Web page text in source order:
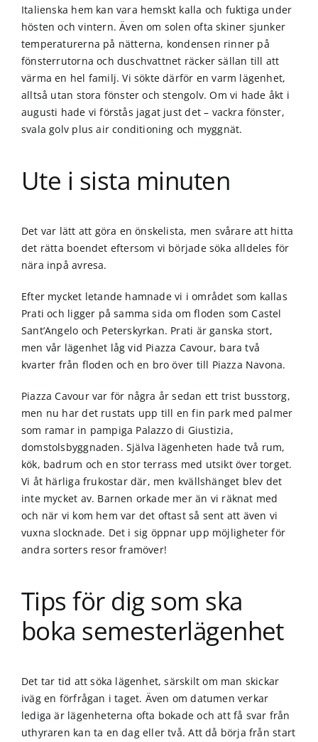
Italienska hem kan vara hemskt kalla och fuktiga under
hösten och vintern. Även om solen ofta skiner sjunker
temperaturerna på nätterna, kondensen rinner på
fönsterrutorna och duschvattnet räcker sällan till att
värma en hel familj. Vi sökte därför en varm lägenhet,
alltså utan stora fönster och stengolv. Om vi hade åkt i
augusti hade vi förstås jagat just det – vackra fönster,
svala golv plus air conditioning och myggnät.
Ute i sista minuten
Det var lätt att göra en önskelista, men svårare att hitta
det rätta boendet eftersom vi började söka alldeles för
nära inpå avresa.
Efter mycket letande hamnade vi i området som kallas
Prati och ligger på samma sida om floden som Castel
Sant’Angelo och Peterskyrkan. Prati är ganska stort,
men vår lägenhet låg vid Piazza Cavour, bara två
kvarter från floden och en bro över till Piazza Navona.
Piazza Cavour var för några år sedan ett trist busstorg,
men nu har det rustats upp till en fin park med palmer
som ramar in pampiga Palazzo di Giustizia,
domstolsbyggnaden. Själva lägenheten hade två rum,
kök, badrum och en stor terrass med utsikt över torget.
Vi åt härliga frukostar där, men kvällshänget blev det
inte mycket av. Barnen orkade mer än vi räknat med
och när vi kom hem var det oftast så sent att även vi
vuxna slocknade. Det i sig öppnar upp möjligheter för
andra sorters resor framöver!
Tips för dig som ska
boka semesterlägenhet
Det tar tid att söka lägenhet, särskilt om man skickar
iväg en förfrågan i taget. Även om datumen verkar
lediga är lägenheterna ofta bokade och att få svar från
uthyraren kan ta en dag eller två. Att då börja från start